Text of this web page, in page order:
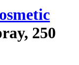
250